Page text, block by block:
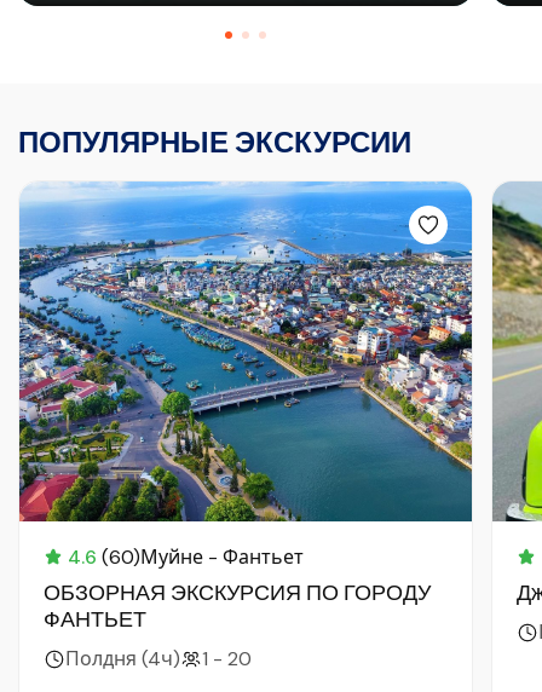
ПОПУЛЯРНЫЕ ЭКСКУРСИИ
4.6 (60)Муйне - Фантьет
ОБЗОРНАЯ ЭКСКУРСИЯ ПО ГОРОДУ
ФАНТЬЕТ
Полдня (4ч) 1 - 20